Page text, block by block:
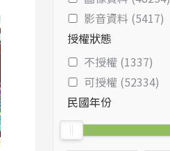
影音資料 (5417)
授權狀態
不授權 (1337)
可授權 (52334)
民國年份